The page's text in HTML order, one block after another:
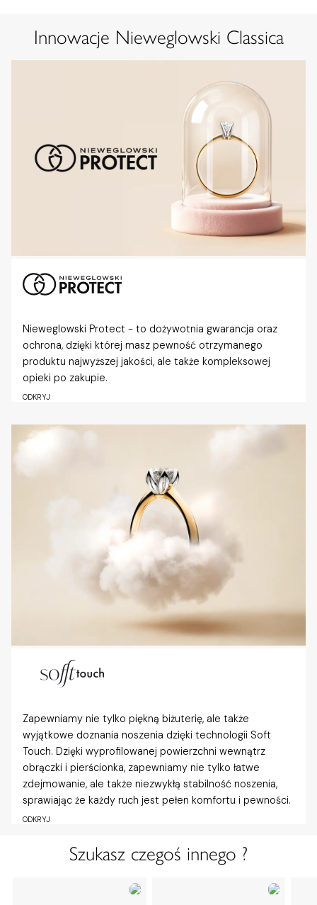
Innowacje Nieweglowski Classica
Nieweglowski Protect - to dożywotnia gwarancja oraz
ochrona, dzięki której masz pewność otrzymanego
produktu najwyższej jakości, ale także kompleksowej
opieki po zakupie.
ODKRYJ
Zapewniamy nie tylko piękną biżuterię, ale także
wyjątkowe doznania noszenia dzięki technologii Soft
Touch. Dzięki wyprofilowanej powierzchni wewnątrz
obrączki i pierścionka, zapewniamy nie tylko łatwe
zdejmowanie, ale także niezwykłą stabilność noszenia,
sprawiając że każdy ruch jest pełen komfortu i pewności.
ODKRYJ
Szukasz czegoś innego ?